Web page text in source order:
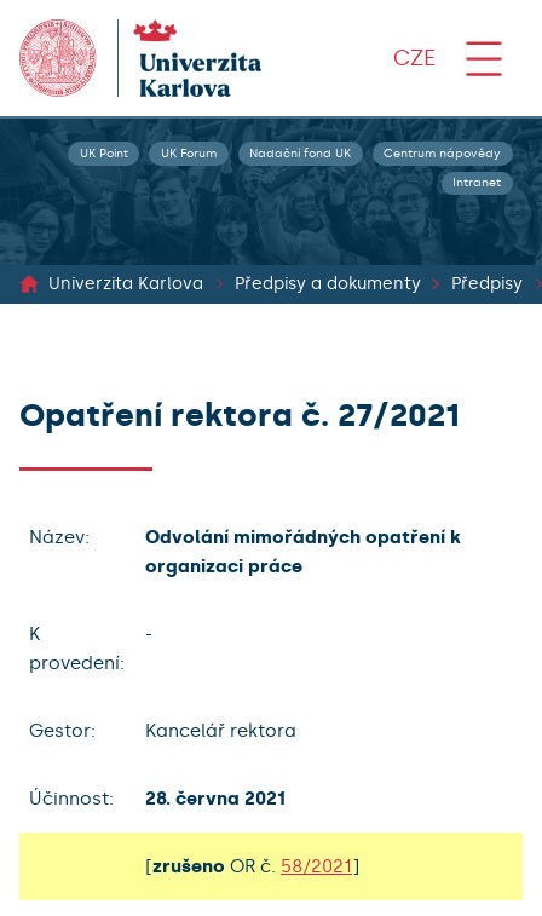
CZE
UK Point UK Forum Nadační fond UK Centrum nápovědy
Intranet
Univerzita Karlova Předpisy a dokumenty Předpisy
Opatření rektora č. 27/2021
Název:
Odvolání mimořádných opatření k
organizaci práce
K
provedení:
-
Gestor: Kancelář rektora
Účinnost: 28. června 2021
[zrušeno OR č. 58/2021]